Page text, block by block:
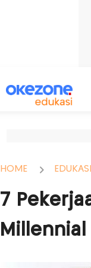
HOME EDUKASI
7
Millennial